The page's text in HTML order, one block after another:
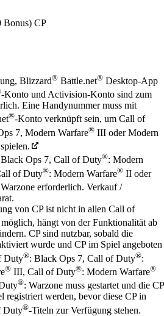
Bonus) CP
Blizzard® Battle.net® Desktop-App
-Konto und Activision-Konto sind zum
Eine Handynummer muss mit
®-Konto verknüpft sein, um Call of
7, Modern Warfare® III oder Modern
Ops 7, Call of Duty®: Modern
of Duty®: Modern Warfare® II oder
erforderlich. Verkauf /
von CP ist nicht in allen Call of
hängt von der Funktionalität ab
CP sind nutzbar, sobald die
wurde und CP im Spiel angeboten
Duty®: Black Ops 7, Call of Duty®:
® III, Call of Duty®: Modern Warfare®
®: Warzone muss gestartet und die CP
registriert werden, bevor diese CP in
Duty®-Titeln zur Verfügung stehen.